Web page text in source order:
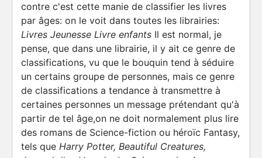
contre c'est cette manie de classifier les livres
par âges: on le voit dans toutes les librairies:
Livres Jeunesse Livre enfants Il est normal, je
pense, que dans une librairie, il y ait ce genre de
classifications, vu que le bouquin tend à séduire
un certains groupe de personnes, mais ce genre
de classifications a tendance à transmettre à
certaines personnes un message prétendant qu'à
partir de tel âge,on ne doit normalement plus lire
des romans de Science-fiction ou héroïc Fantasy,
tels que Harry Potter, Beautiful Creatures,